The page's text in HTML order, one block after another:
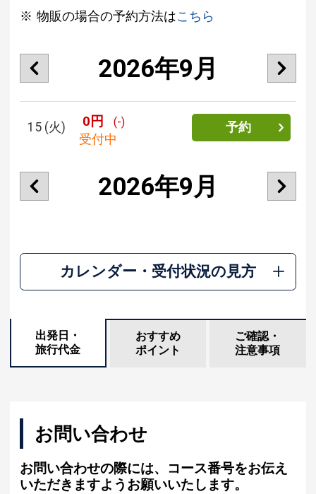
物販の場合の予約方法はこちら
2026年9月
15 (火) 0円 (-)
受付中
予約
2026年9月
カレンダー・受付状況の見方
出発日・
旅行代金
おすすめ
ポイント
ご確認・
注意事項
お問い合わせ
お問い合わせの際には、コース番号をお伝え
いただきますようお願いいたします。